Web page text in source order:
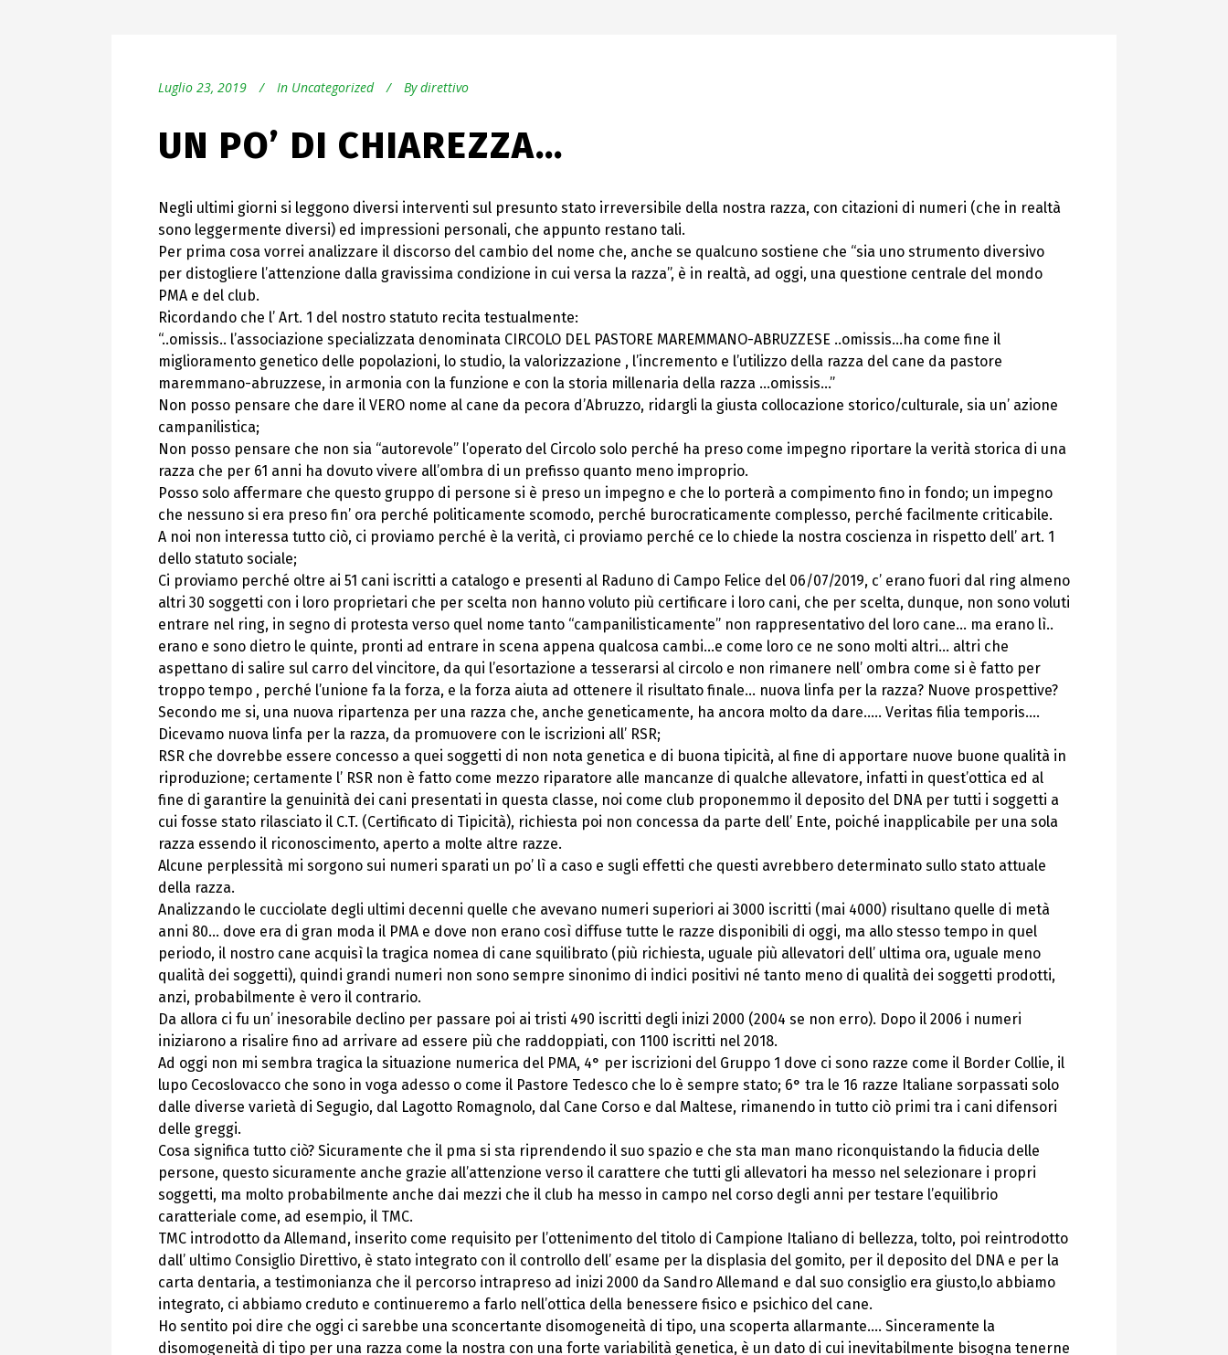
Luglio 23, 2019 In Uncategorized By direttivo
UN PO’ DI CHIAREZZA…
Negli ultimi giorni si leggono diversi interventi sul presunto stato irreversibile della nostra razza, con citazioni di numeri (che in realtà
sono leggermente diversi) ed impressioni personali, che appunto restano tali.
Per prima cosa vorrei analizzare il discorso del cambio del nome che, anche se qualcuno sostiene che “sia uno strumento diversivo
per distogliere l’attenzione dalla gravissima condizione in cui versa la razza”, è in realtà, ad oggi, una questione centrale del mondo
PMA e del club.
Ricordando che l’ Art. 1 del nostro statuto recita testualmente:
“..omissis.. l’associazione specializzata denominata CIRCOLO DEL PASTORE MAREMMANO-ABRUZZESE ..omissis…ha come fine il
miglioramento genetico delle popolazioni, lo studio, la valorizzazione , l’incremento e l’utilizzo della razza del cane da pastore
maremmano-abruzzese, in armonia con la funzione e con la storia millenaria della razza …omissis…”
Non posso pensare che dare il VERO nome al cane da pecora d’Abruzzo, ridargli la giusta collocazione storico/culturale, sia un’ azione
campanilistica;
Non posso pensare che non sia “autorevole” l’operato del Circolo solo perché ha preso come impegno riportare la verità storica di una
razza che per 61 anni ha dovuto vivere all’ombra di un prefisso quanto meno improprio.
Posso solo affermare che questo gruppo di persone si è preso un impegno e che lo porterà a compimento fino in fondo; un impegno
che nessuno si era preso fin’ ora perché politicamente scomodo, perché burocraticamente complesso, perché facilmente criticabile.
A noi non interessa tutto ciò, ci proviamo perché è la verità, ci proviamo perché ce lo chiede la nostra coscienza in rispetto dell’ art. 1
dello statuto sociale;
Ci proviamo perché oltre ai 51 cani iscritti a catalogo e presenti al Raduno di Campo Felice del 06/07/2019, c’ erano fuori dal ring almeno
altri 30 soggetti con i loro proprietari che per scelta non hanno voluto più certificare i loro cani, che per scelta, dunque, non sono voluti
entrare nel ring, in segno di protesta verso quel nome tanto “campanilisticamente” non rappresentativo del loro cane… ma erano lì..
erano e sono dietro le quinte, pronti ad entrare in scena appena qualcosa cambi…e come loro ce ne sono molti altri… altri che
aspettano di salire sul carro del vincitore, da qui l’esortazione a tesserarsi al circolo e non rimanere nell’ ombra come si è fatto per
troppo tempo , perché l’unione fa la forza, e la forza aiuta ad ottenere il risultato finale… nuova linfa per la razza? Nuove prospettive?
Secondo me si, una nuova ripartenza per una razza che, anche geneticamente, ha ancora molto da dare….. Veritas filia temporis….
Dicevamo nuova linfa per la razza, da promuovere con le iscrizioni all’ RSR;
RSR che dovrebbe essere concesso a quei soggetti di non nota genetica e di buona tipicità, al fine di apportare nuove buone qualità in
riproduzione; certamente l’ RSR non è fatto come mezzo riparatore alle mancanze di qualche allevatore, infatti in quest’ottica ed al
fine di garantire la genuinità dei cani presentati in questa classe, noi come club proponemmo il deposito del DNA per tutti i soggetti a
cui fosse stato rilasciato il C.T. (Certificato di Tipicità), richiesta poi non concessa da parte dell’ Ente, poiché inapplicabile per una sola
razza essendo il riconoscimento, aperto a molte altre razze.
Alcune perplessità mi sorgono sui numeri sparati un po’ lì a caso e sugli effetti che questi avrebbero determinato sullo stato attuale
della razza.
Analizzando le cucciolate degli ultimi decenni quelle che avevano numeri superiori ai 3000 iscritti (mai 4000) risultano quelle di metà
anni 80… dove era di gran moda il PMA e dove non erano così diffuse tutte le razze disponibili di oggi, ma allo stesso tempo in quel
periodo, il nostro cane acquisì la tragica nomea di cane squilibrato (più richiesta, uguale più allevatori dell’ ultima ora, uguale meno
qualità dei soggetti), quindi grandi numeri non sono sempre sinonimo di indici positivi né tanto meno di qualità dei soggetti prodotti,
anzi, probabilmente è vero il contrario.
Da allora ci fu un’ inesorabile declino per passare poi ai tristi 490 iscritti degli inizi 2000 (2004 se non erro). Dopo il 2006 i numeri
iniziarono a risalire fino ad arrivare ad essere più che raddoppiati, con 1100 iscritti nel 2018.
Ad oggi non mi sembra tragica la situazione numerica del PMA, 4° per iscrizioni del Gruppo 1 dove ci sono razze come il Border Collie, il
lupo Cecoslovacco che sono in voga adesso o come il Pastore Tedesco che lo è sempre stato; 6° tra le 16 razze Italiane sorpassati solo
dalle diverse varietà di Segugio, dal Lagotto Romagnolo, dal Cane Corso e dal Maltese, rimanendo in tutto ciò primi tra i cani difensori
delle greggi.
Cosa significa tutto ciò? Sicuramente che il pma si sta riprendendo il suo spazio e che sta man mano riconquistando la fiducia delle
persone, questo sicuramente anche grazie all’attenzione verso il carattere che tutti gli allevatori ha messo nel selezionare i propri
soggetti, ma molto probabilmente anche dai mezzi che il club ha messo in campo nel corso degli anni per testare l’equilibrio
caratteriale come, ad esempio, il TMC.
TMC introdotto da Allemand, inserito come requisito per l’ottenimento del titolo di Campione Italiano di bellezza, tolto, poi reintrodotto
dall’ ultimo Consiglio Direttivo, è stato integrato con il controllo dell’ esame per la displasia del gomito, per il deposito del DNA e per la
carta dentaria, a testimonianza che il percorso intrapreso ad inizi 2000 da Sandro Allemand e dal suo consiglio era giusto,lo abbiamo
integrato, ci abbiamo creduto e continueremo a farlo nell’ottica della benessere fisico e psichico del cane.
Ho sentito poi dire che oggi ci sarebbe una sconcertante disomogeneità di tipo, una scoperta allarmante…. Sinceramente la
disomogeneità di tipo per una razza come la nostra con una forte variabilità genetica, è un dato di cui inevitabilmente bisogna tenerne